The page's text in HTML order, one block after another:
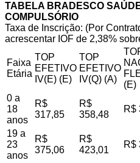
TABELA BRADESCO
COMPULSÓRIO
Taxa de Inscrição: (Por
acrescentar IOF de 2,38%
Faixa
Etária
TOP
EFETIVO
IV(E) (E)
TOP
EFETIVO
IV(Q) (A)
(E)
0 a
18
anos
R$
317,85
R$
358,48
R$
19 a
23
anos
R$
375,06
R$
423,01
R$